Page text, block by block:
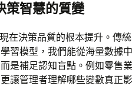
策智慧的質變
在決策品質的根本提升。傳
習模型，我們能從海量數據
是補足認知盲點。例如零售
讓管理者理解哪些變數真正